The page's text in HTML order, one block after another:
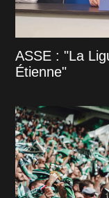
ASSE : "La
Étienne"